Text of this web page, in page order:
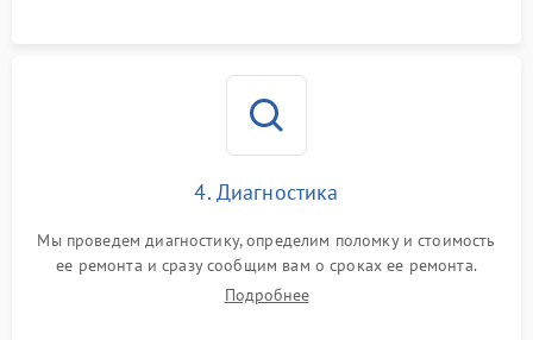
4. Диагностика
Мы проведем диагностику, определим поломку и стоимость
ее ремонта и сразу сообщим вам о сроках ее ремонта.
Подробнее